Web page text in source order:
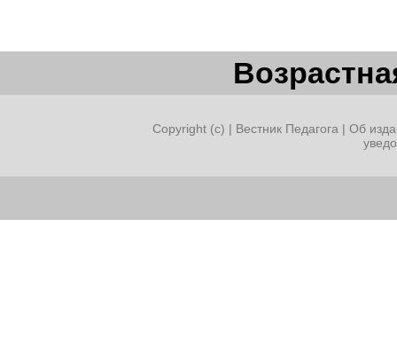
Copyright (c) | Вестник Педагога | Об